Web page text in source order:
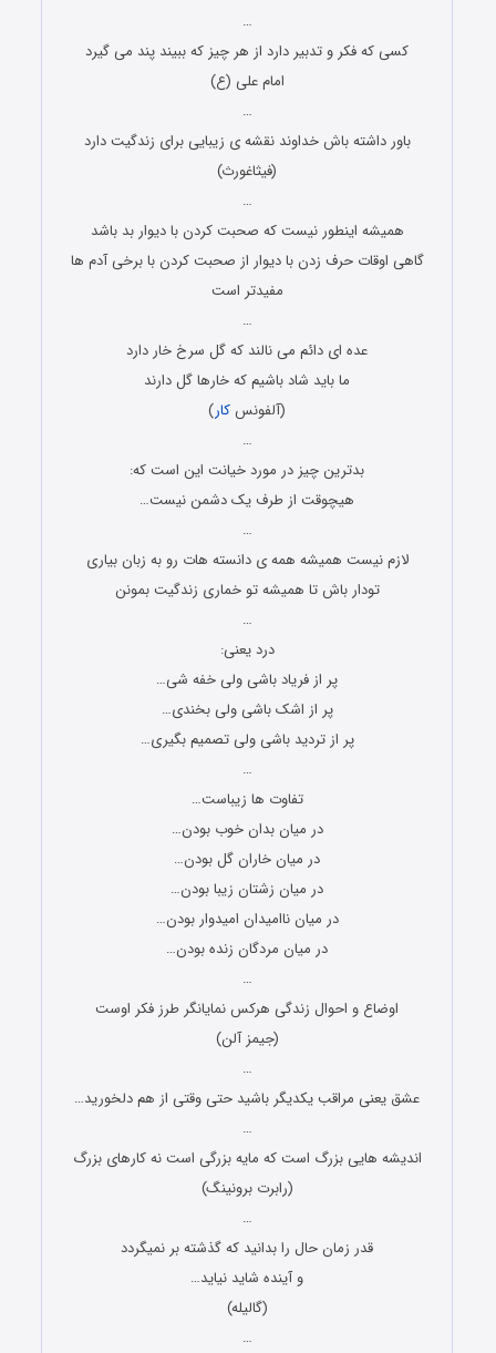
…
کسی که فکر و تدبیر دارد از هر چیز که ببیند پند می گیرد
امام علی (ع)
…
باور داشته باش خداوند نقشه ی زیبایی برای زندگیت دارد
(فیثاغورث)
…
همیشه اینطور نیست که صحبت کردن با دیوار بد باشد
گاهی اوقات حرف زدن با دیوار از صحبت کردن با برخی آدم ها
مفیدتر است
…
عده ای دائم می نالند که گل سرخ خار دارد
ما باید شاد باشیم که خارها گل دارند
(آلفونس کار)
…
بدترین چیز در مورد خیانت این است که:
هیچوقت از طرف یک دشمن نیست…
…
لازم نیست همیشه همه ی دانسته هات رو به زبان بیاری
تودار باش تا همیشه تو خماری زندگیت بمونن
…
درد یعنی:
پر از فریاد باشی ولی خفه شی…
پر از اشک باشی ولی بخندی…
پر از تردید باشی ولی تصمیم بگیری…
…
تفاوت ها زیباست…
در میان بدان خوب بودن…
در میان خاران گل بودن…
در میان زشتان زیبا بودن…
در میان ناامیدان امیدوار بودن…
در میان مردگان زنده بودن…
…
اوضاع و احوال زندگی هرکس نمایانگر طرز فکر اوست
(جیمز آلن)
…
عشق یعنی مراقب یکدیگر باشید حتی وقتی از هم دلخورید…
…
اندیشه هایی بزرگ است که مایه بزرگی است نه کارهای بزرگ
(رابرت برونینگ)
…
قدر زمان حال را بدانید که گذشته بر نمیگردد
و آینده شاید نیاید…
(گالیله)
…